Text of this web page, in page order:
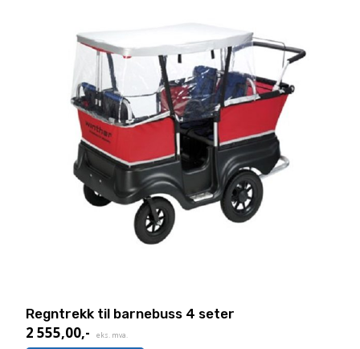
Regntrekk til barnebuss 4 seter
2 555,00,- eks. mva.